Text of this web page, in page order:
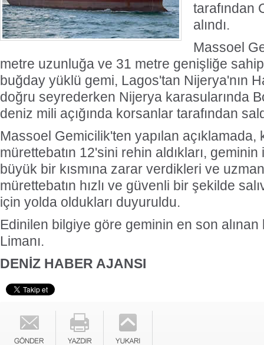
tarafından
alındı.
Massoel
metre uzunluğa ve 31 metre genişliğe
buğday yüklü gemi, Lagos'tan Nijerya'nın
doğru seyrederken Nijerya karasularında
deniz mili açığında korsanlar tarafından
Massoel Gemicilik'ten yapılan açıklamada,
mürettebatın 12'sini rehin aldıkları, geminin
büyük bir kısmına zarar verdikleri ve
mürettebatın hızlı ve güvenli bir şekilde
için yolda oldukları duyuruldu.
Edinilen bilgiye göre geminin en son
Limanı.
DENİZ HABER AJANSI